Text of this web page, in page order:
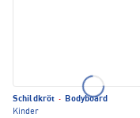
Schildkröt · Bodyboard
Kinder